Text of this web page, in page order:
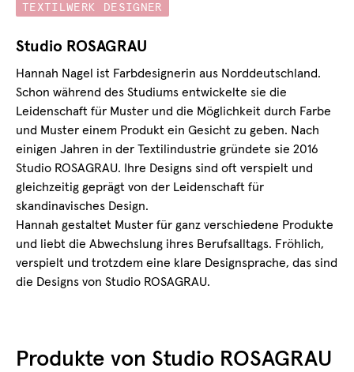
TEXTILWERK DESIGNER
Studio ROSAGRAU
Hannah Nagel ist Farbdesignerin aus Norddeutschland.
Schon während des Studiums entwickelte sie die
Leidenschaft für Muster und die Möglichkeit durch Farbe
und Muster einem Produkt ein Gesicht zu geben. Nach
einigen Jahren in der Textilindustrie gründete sie 2016
Studio ROSAGRAU. Ihre Designs sind oft verspielt und
gleichzeitig geprägt von der Leidenschaft für
skandinavisches Design.
Hannah gestaltet Muster für ganz verschiedene Produkte
und liebt die Abwechslung ihres Berufsalltags. Fröhlich,
verspielt und trotzdem eine klare Designsprache, das sind
die Designs von Studio ROSAGRAU.
Produkte von Studio ROSAGRAU